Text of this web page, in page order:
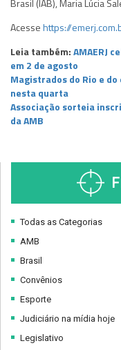
Acessehttps://
Leia também:AMAERJ
em 2 de agosto
Magistrados do Rio e
nesta quarta
Associação sorteia
da AMB
Todas as Categorias
AMB
Brasil
Convênios
Esporte
Judiciário na mídia hoje
Legislativo